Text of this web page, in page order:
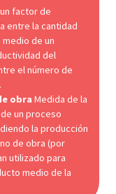
factor de
entre la cantidad
de un
del
el número de
obraMedida de la
un proceso
la producción
de obra (por
utilizado para
medio de la